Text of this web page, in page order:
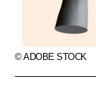
© ADOBE STOCK